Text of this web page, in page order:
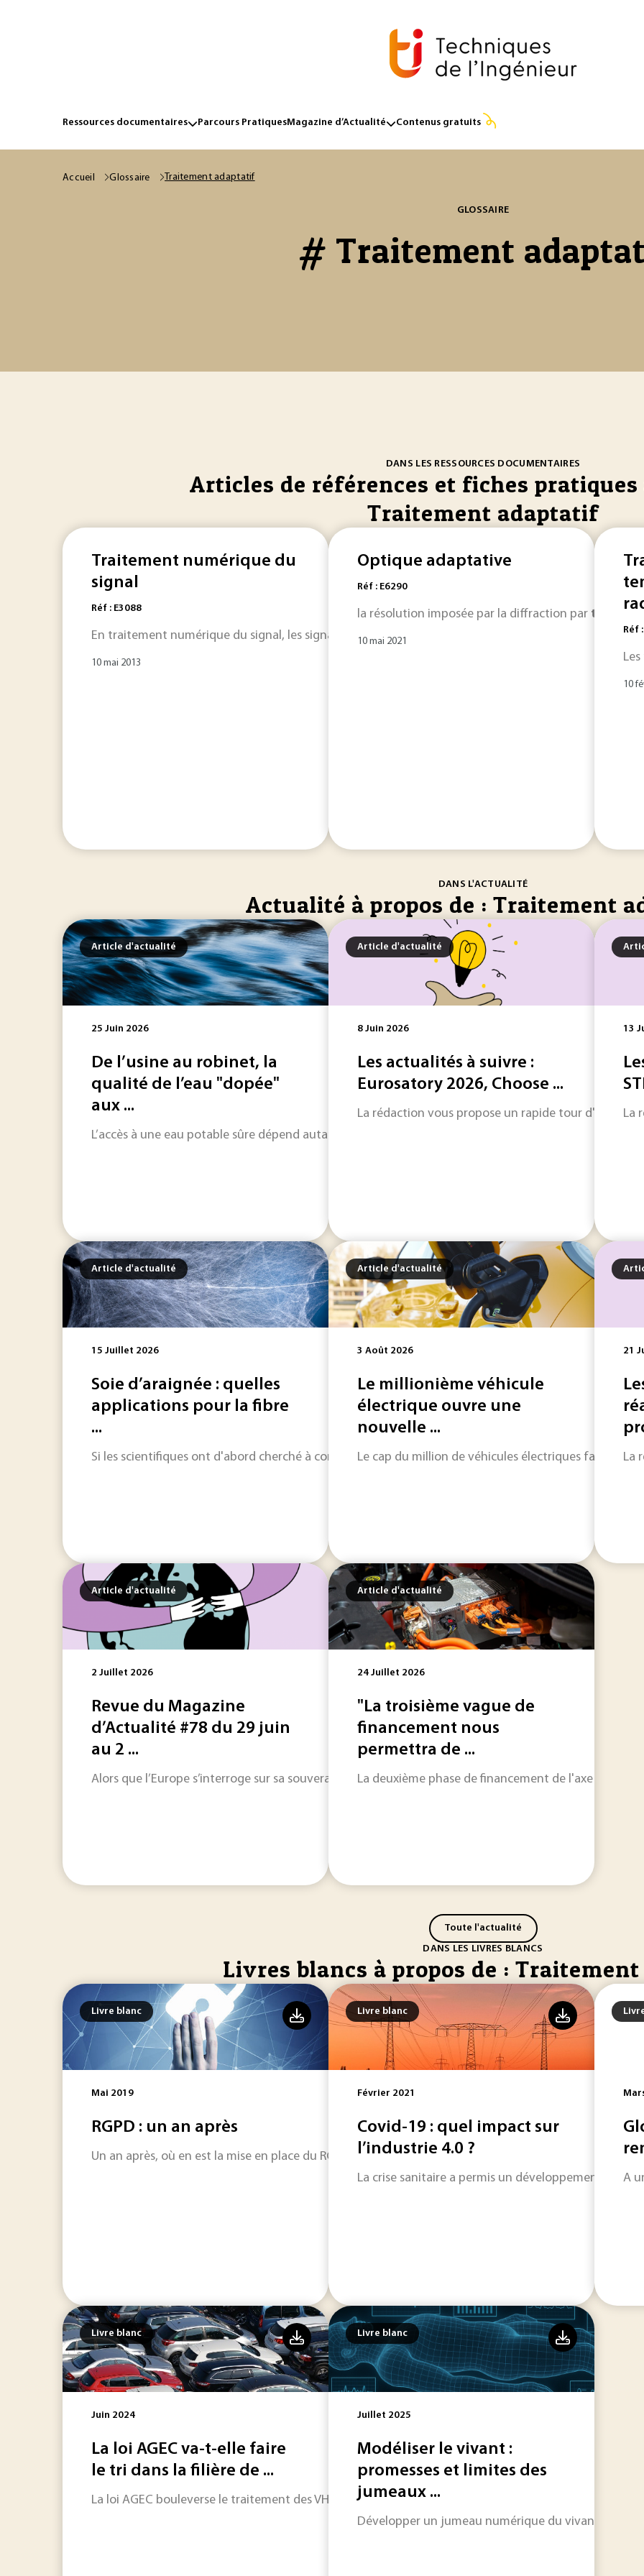
Ressources documentaires Parcours PratiquesMagazine d’Actualité Contenus gratuits
Accueil Glossaire Traitement adaptatif
GLOSSAIRE
# Traitement
DANS LES RESSOURCES DOCUMENTAIRES
Articles de références et fiches pratiques
Traitement adaptatif
Traitement numérique du
signal
Réf : E3088
En traitement numérique du signal, les signaux aléatoires constituent un modèle de base des
10 mai 2013
Optique adaptative
Réf : E6290
la résolution imposée par la diffraction par
10 mai 2021
Réf
Les
10
DANS L'ACTUALITÉ
Actualité à propos de : Traitement
Article d'actualité
25 Juin 2026
De l’usine au robinet, la
qualité de l’eau "dopée"
aux ...
L’accès à une eau potable sûre dépend autant de la protection des ressources que de la capacité à
Article d'actualité
8 Juin 2026
Les actualités à suivre :
Eurosatory 2026, Choose ...
La rédaction vous propose un rapide tour
13
La
Article d'actualité
15 Juillet 2026
Soie d’araignée : quelles
applications pour la fibre
...
Si les scientifiques ont d'abord cherché à comprendre les mécanismes à l'origine des propriétés
Article d'actualité
3 Août 2026
Le millionième véhicule
électrique ouvre une
nouvelle ...
Le cap du million de véhicules électriques
21
La
Article d'actualité
2 Juillet 2026
Revue du Magazine
d’Actualité #78 du 29 juin
au 2 ...
Alors que l’Europe s’interroge sur sa souveraineté numérique et que les épisodes de chaleur
Article d'actualité
24 Juillet 2026
"La troisième vague de
financement nous
permettra de ...
La deuxième phase de financement de l'axe batterie
Toute l'actualité
DANS LES LIVRES BLANCS
Livres blancs à propos de :
Livre blanc
Mai 2019
RGPD : un an après
Un an après, où en est la mise en place du RGPD ?
Livre blanc
Février 2021
Covid-19 : quel impact sur
l’industrie 4.0 ?
La crise sanitaire a permis un développement plusA
Livre blanc
Juin 2024
La loi AGEC va-t-elle faire
le tri dans la filière de ...
La loi AGEC bouleverse le traitement des VHU.
Livre blanc
Juillet 2025
Modéliser le vivant :
promesses et limites des
jumeaux ...
Développer un jumeau numérique du vivant est très